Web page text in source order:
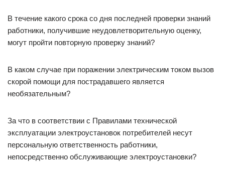
В течение какого срока со дня последней проверки знаний
работники, получившие неудовлетворительную оценку,
могут пройти повторную проверку знаний?
В каком случае при поражении электрическим током вызов
скорой помощи для пострадавшего является
необязательным?
За что в соответствии с Правилами технической
эксплуатации электроустановок потребителей несут
персональную ответственность работники,
непосредственно обслуживающие электроустановки?